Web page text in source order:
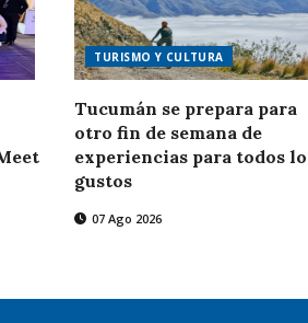
TURISMO Y CULTURA
Tucumán se prepara para
otro fin de semana de
experiencias para todos
gustos
07 Ago 2026